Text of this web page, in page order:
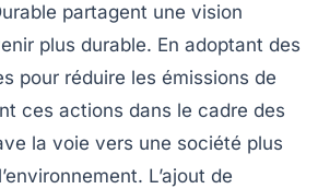
partagent une vision
plus durable. En adoptant des
pour réduire les émissions de
ces actions dans le cadre des
la voie vers une société plus
L’ajout de